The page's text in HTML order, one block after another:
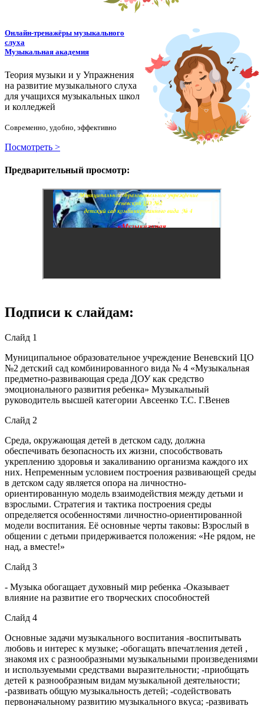
Онлайн-тренажёры музыкального
слуха
Музыкальная академия
Теория музыки и у Упражнения
на развитие музыкального слуха
для учащихся музыкальных школ
и колледжей
Современно, удобно, эффективно
Посмотреть >
Предварительный просмотр:
Подписи к слайдам:
Слайд 1
Муниципальное образовательное учреждение Веневский ЦО
№2 детский сад комбинированного вида № 4 «Музыкальная
предметно-развивающая среда ДОУ как средство
эмоционального развития ребенка» Музыкальный
руководитель высшей категории Авсеенко Т.С. Г.Венев
Слайд 2
Среда, окружающая детей в детском саду, должна
обеспечивать безопасность их жизни, способствовать
укреплению здоровья и закаливанию организма каждого их
них. Непременным условием построения развивающей среды
в детском саду является опора на личностно-
ориентированную модель взаимодействия между детьми и
взрослыми. Стратегия и тактика построения среды
определяется особенностями личностно-ориентированной
модели воспитания. Её основные черты таковы: Взрослый в
общении с детьми придерживается положения: «Не рядом, не
над, а вместе!»
Слайд 3
- Музыка обогащает духовный мир ребенка -Оказывает
влияние на развитие его творческих способностей
Слайд 4
Основные задачи музыкального воспитания -воспитывать
любовь и интерес к музыке; -обогащать впечатления детей ,
знакомя их с разнообразными музыкальными произведениями
и используемыми средствами выразительности; -приобщать
детей к разнообразным видам музыкальной деятельности;
-развивать общую музыкальность детей; -содействовать
первоначальному развитию музыкального вкуса; -развивать